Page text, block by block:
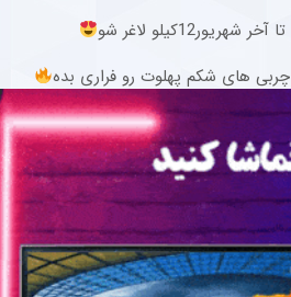
تا آخر شهریور12کیلو لاغر شو
چربی های شکم پهلوت رو فراری بده